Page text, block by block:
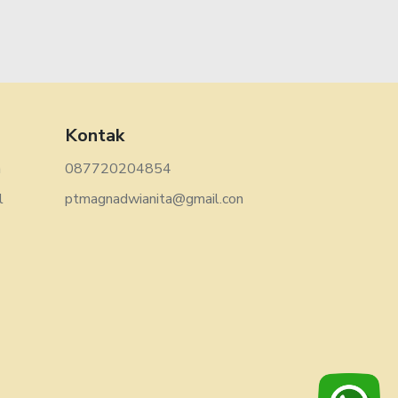
Kontak
087720204854
ptmagnadwianita@gmail.con